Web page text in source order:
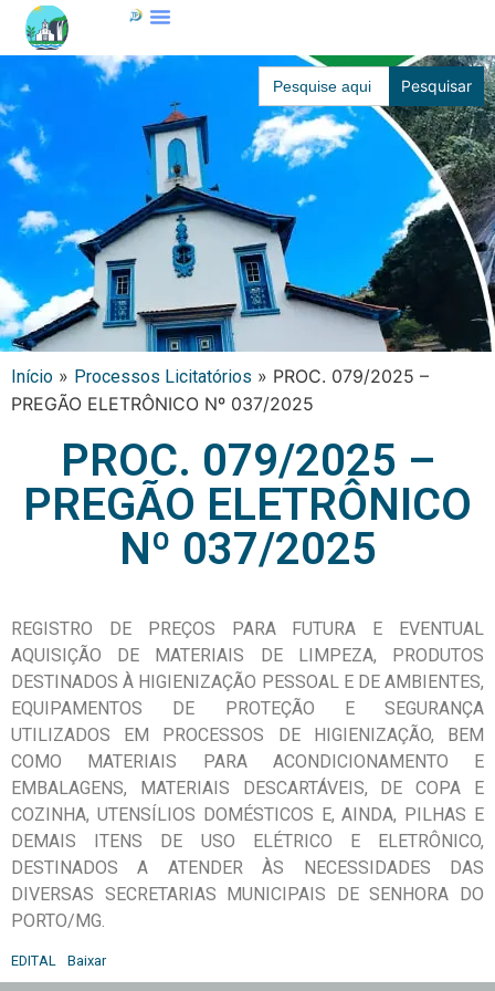
Search
for:
Início » Processos Licitatórios » PROC. 079/2025 –
PREGÃO ELETRÔNICO Nº 037/2025
PROC. 079/2025 –
PREGÃO ELETRÔNICO
Nº 037/2025
REGISTRO DE PREÇOS PARA FUTURA E EVENTUAL
AQUISIÇÃO DE MATERIAIS DE LIMPEZA, PRODUTOS
DESTINADOS À HIGIENIZAÇÃO PESSOAL E DE AMBIENTES,
EQUIPAMENTOS DE PROTEÇÃO E SEGURANÇA
UTILIZADOS EM PROCESSOS DE HIGIENIZAÇÃO, BEM
COMO MATERIAIS PARA ACONDICIONAMENTO E
EMBALAGENS, MATERIAIS DESCARTÁVEIS, DE COPA E
COZINHA, UTENSÍLIOS DOMÉSTICOS E, AINDA, PILHAS E
DEMAIS ITENS DE USO ELÉTRICO E ELETRÔNICO,
DESTINADOS A ATENDER ÀS NECESSIDADES DAS
DIVERSAS SECRETARIAS MUNICIPAIS DE SENHORA DO
PORTO/MG.
EDITAL Baixar